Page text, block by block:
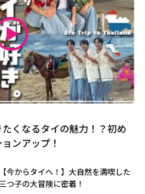
たくなるタイの魅力！？初め
ンアップ！
【今からタイへ！】大自然を満喫した
三つ子の大冒険に密着！